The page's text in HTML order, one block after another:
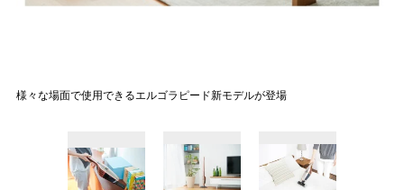
様々な場面で使用できるエルゴラピード新モデルが登場